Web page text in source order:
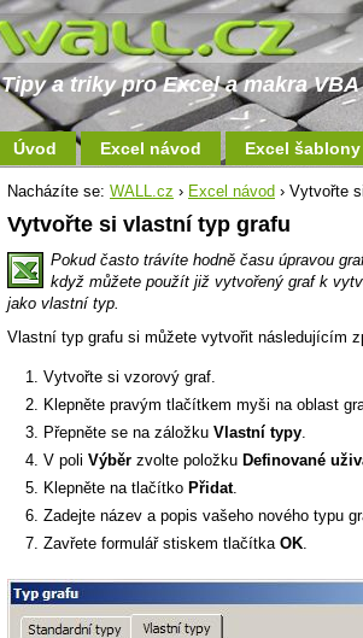
Tipy a triky pro Excel a makra VBA
Úvod Excel návod Excel šablony
Nacházíte se: WALL.cz › Excel návod › Vytvořte
Vytvořte si vlastní typ grafu
Pokud často trávíte hodně času úpravou
když můžete použít již vytvořený graf k
jako vlastní typ.
Vlastní typ grafu si můžete vytvořit následujícím
Vytvořte si vzorový graf.
Klepněte pravým tlačítkem myši na oblast
Přepněte se na záložku Vlastní typy.
V poli Výběr zvolte položku Definované
Klepněte na tlačítko Přidat.
Zadejte název a popis vašeho nového typu
Zavřete formulář stiskem tlačítka OK.